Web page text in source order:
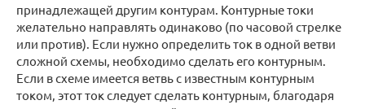
принадлежащей другим контурам. Контурные токи
желательно направлять одинаково (по часовой стрелке
или против). Если нужно определить ток в одной ветви
сложной схемы, необходимо сделать его контурным.
Если в схеме имеется ветвь с известным контурным
током, этот ток следует сделать контурным, благодаря